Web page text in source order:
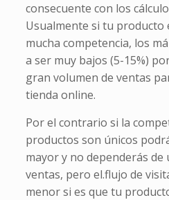
consecuente con los
Usualmente si tu producto
mucha competencia, los
a ser muy bajos (5-15%)
gran volumen de ventas
tienda online.
Por el contrario si la
productos son únicos
mayor y no dependerás
ventas, pero el.flujo de
menor si es que tu